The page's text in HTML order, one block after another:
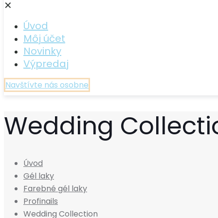
✕
Úvod
Môj účet
Novinky
Výpredaj
Navštívte nás osobne
Wedding
Úvod
Gél laky
Farebné gél laky
Profinails
Wedding Collection